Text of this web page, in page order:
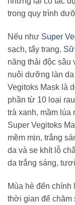
trong quy trình
Nếu như Super
sạch, tẩy trang.
năng thải độc sâu
nuôi dưỡng làn
Vegitoks Mask là
phần từ 10 loại
trà xanh, mầm lúa
Super Vegitoks
mềm mịn, trắng
da và se khít lỗ
da trắng sáng,
Mùa hè đến
thời gian để chăm